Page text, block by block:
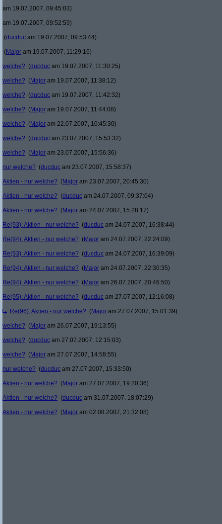
am 19.07.2007, 09:45:03)
am 19.07.2007, 09:52:59)
(ducduc am 19.07.2007, 09:53:44)
(Major am 19.07.2007, 11:29:16)
welche? (ducduc am 19.07.2007, 11:30:25)
welche? (Major am 19.07.2007, 11:38:12)
welche? (ducduc am 19.07.2007, 11:42:32)
welche? (Major am 19.07.2007, 11:44:08)
welche? (Major am 22.07.2007, 10:45:30)
welche? (ducduc am 23.07.2007, 15:53:32)
welche? (Major am 23.07.2007, 15:56:36)
nur welche? (ducduc am 23.07.2007, 15:58:37)
Aktien - nur welche? (Major am 23.07.2007, 20:45:30)
Aktien - nur welche? (ducduc am 24.07.2007, 09:37:04)
Aktien - nur welche? (Major am 24.07.2007, 15:28:17)
Re(93): Aktien - nur welche? (ducduc am 24.07.2007, 16:38:44)
Re(94): Aktien - nur welche? (Major am 24.07.2007, 22:24:09)
Re(93): Aktien - nur welche? (ducduc am 24.07.2007, 16:39:09)
Re(94): Aktien - nur welche? (Major am 24.07.2007, 22:30:35)
Re(94): Aktien - nur welche? (Major am 26.07.2007, 20:46:50)
Re(95): Aktien - nur welche? (ducduc am 27.07.2007, 12:16:08)
Re(96): Aktien - nur welche? (Major am 27.07.2007, 15:01:39)
welche? (Major am 26.07.2007, 19:13:55)
welche? (ducduc am 27.07.2007, 12:15:03)
welche? (Major am 27.07.2007, 14:58:55)
nur welche? (ducduc am 27.07.2007, 15:33:50)
Aktien - nur welche? (Major am 27.07.2007, 19:20:36)
Aktien - nur welche? (ducduc am 31.07.2007, 18:07:29)
Aktien - nur welche? (Major am 02.08.2007, 21:32:08)